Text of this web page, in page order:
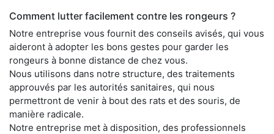
Comment lutter facilement contre les rongeurs ?
Notre entreprise vous fournit des conseils avisés, qui vous
aideront à adopter les bons gestes pour garder les
rongeurs à bonne distance de chez vous.
Nous utilisons dans notre structure, des traitements
approuvés par les autorités sanitaires, qui nous
permettront de venir à bout des rats et des souris, de
manière radicale.
Notre entreprise met à disposition, des professionnels